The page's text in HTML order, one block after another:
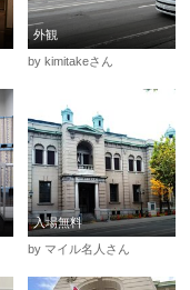
外観
by kimitakeさん
入場無料
by マイル名人さん